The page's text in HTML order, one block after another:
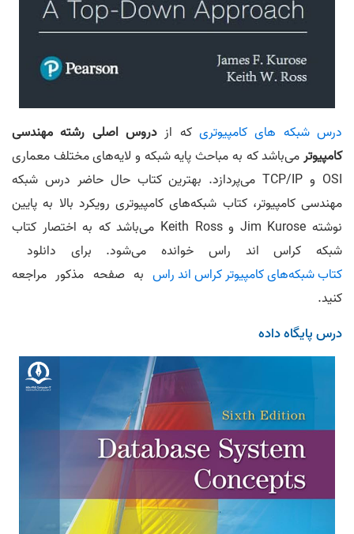
درس شبکه های کامپیوتری که از دروس اصلی رشته مهندسی
کامپیوترمی‌باشد که به مباحث پایه شبکه و لایه‌های مختلف معماری
OSI و TCP/IP می‌پردازد. بهترین کتاب حال حاضر درس شبکه
مهندسی کامپیوتر، کتاب شبکه‌های کامپیوتری رویکرد بالا به پایین
نوشته Jim Kurose و Keith Ross می‌باشد که به اختصار کتاب
شبکه کراس اند راس خوانده می‌‎شود. برای دانلود
کتاب شبکه‌های کامپیوتر کراس اند راس به صفحه مذکور مراجعه
کنید.
درس پایگاه داده